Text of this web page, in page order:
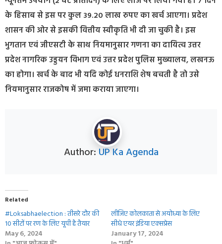
के हिसाब से इस पर कुल 39.20 लाख रुपए का खर्च आएगा। प्रदेश
शासन की ओर से इसकी वित्तीय स्वीकृति भी दी जा चुकी है। इस
भुगतान एवं जीएसटी के साथ नियमानुसार गणना का दायित्व उत्तर
प्रदेश नागरिक उड्डयन विभाग एवं उत्तर प्रदेश पुलिस मुख्यालय, लखनऊ
का होगा। खर्च के बाद भी यदि कोई धनराशि शेष बचती है तो उसे
नियमानुसार राजकोष में जमा कराया जाएगा।
Author: UP Ka Agenda
Related
#Loksabhaelection : तीसरे दौर की
10 सीटों पर रण के लिए यूपी है तैयार
May 6, 2024
लीजिए कोलकाता से अयोध्या के लिए
सीधे एयर इंडिया एक्सप्रेस
January 17, 2024